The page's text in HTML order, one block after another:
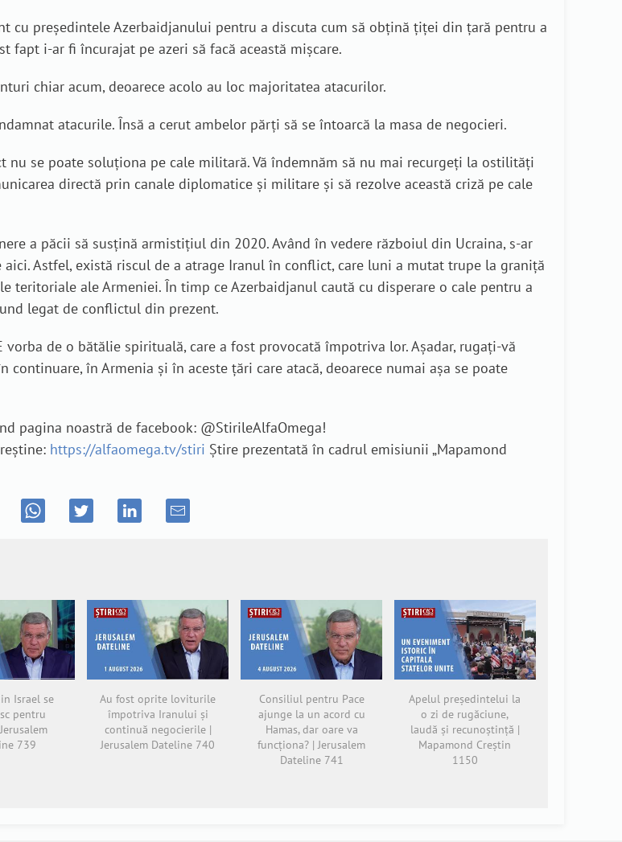
cu președintele Azerbaidjanului pentru a discuta cum să obțină țiței din țară pentru a
fapt i-ar fi încurajat pe azeri să facă această mișcare.
chiar acum, deoarece acolo au loc majoritatea atacurilor.
atacurile. Însă a cerut ambelor părți să se întoarcă la masa de negocieri.
se poate soluționa pe cale militară. Vă îndemnăm să nu mai recurgeți la ostilități
directă prin canale diplomatice și militare și să rezolve această criză pe cale
a păcii să susțină armistițiul din 2020. Având în vedere războiul din Ucraina, s-ar
Astfel, există riscul de a atrage Iranul în conflict, care luni a mutat trupe la graniță
teritoriale ale Armeniei. În timp ce Azerbaidjanul caută cu disperare o cale pentru a
legat de conflictul din prezent.
vorba de o bătălie spirituală, care a fost provocată împotriva lor. Așadar, rugați-vă
în Armenia și în aceste țări care atacă, deoarece numai așa se poate
pagina noastră de facebook: @StirileAlfaOmega!
https://alfaomega.tv/stiri Știre prezentată în cadrul emisiunii „Mapamond
Israel se
pentru
739
Au fost oprite loviturile
împotriva Iranului și
continuă negocierile |
Jerusalem Dateline 740
Consiliul pentru Pace
ajunge la un acord cu
Hamas, dar oare va
funcționa? | Jerusalem
Dateline 741
Apelul președintelui la
o zi de rugăciune,
laudă și recunoștință |
Mapamond Creștin
1150